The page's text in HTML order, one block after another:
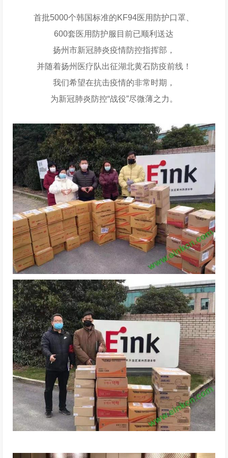
首批5000个韩国标准的KF94医用防护口罩、
600套医用防护服目前已顺利送达
扬州市新冠肺炎疫情防控指挥部，
并随着扬州医疗队出征湖北黄石防疫前线！
我们希望在抗击疫情的非常时期，
为新冠肺炎防控“战役”尽微薄之力。